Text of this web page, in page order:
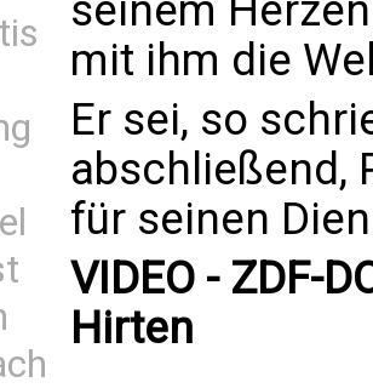
mit ihm die
Er sei, so
abschließend,
für seinen
VIDEO - ZDF-
Hirten